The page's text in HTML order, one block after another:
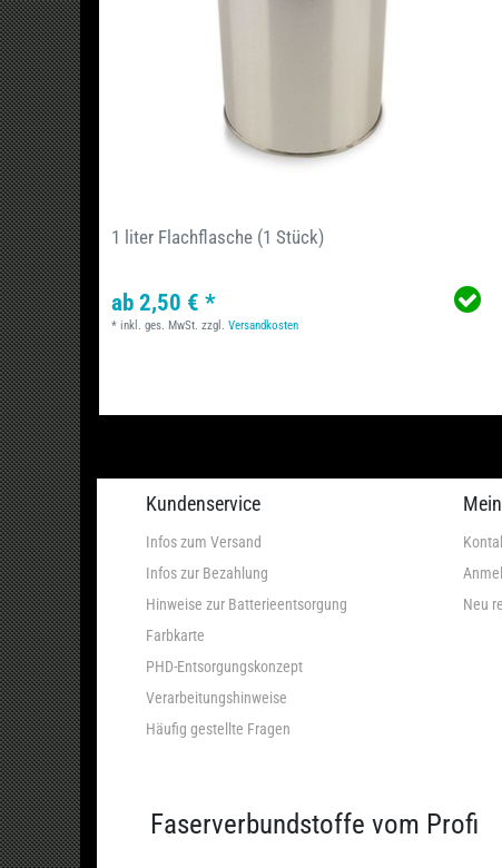
1 liter Flachflasche (1 Stück)
ab 2,50 € *
*inkl. ges. MwSt. zzgl.Versandkosten
Kundenservice
Infos zum Versand
Infos zur Bezahlung
Hinweise zur Batterieentsorgung
Farbkarte
PHD-Entsorgungskonzept
Verarbeitungshinweise
Häufig gestellte Fragen
Neu
Faserverbundstoffe vom Profi